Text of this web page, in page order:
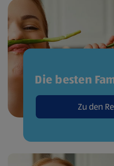
Die besten
Zu den